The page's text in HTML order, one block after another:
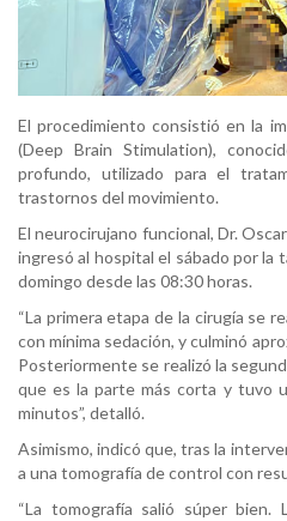
El procedimiento consistió en la
(Deep Brain Stimulation),
profundo, utilizado para el
trastornos del movimiento.
El neurocirujano funcional, Dr.
ingresó al hospital el sábado por la
domingo desde las 08:30 horas.
“La primera etapa de la cirugía se
con mínima sedación, y culminó
Posteriormente se realizó la
que es la parte más corta y tuvo
minutos”, detalló.
Asimismo, indicó que, tras la
a una tomografía de control con
“La tomografía salió súper bien.